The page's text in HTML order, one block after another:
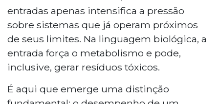
entradas apenas intensifica a pressão
sobre sistemas que já operam próximos
de seus limites. Na linguagem biológica, a
entrada força o metabolismo e pode,
inclusive, gerar resíduos tóxicos.
É aqui que emerge uma distinção